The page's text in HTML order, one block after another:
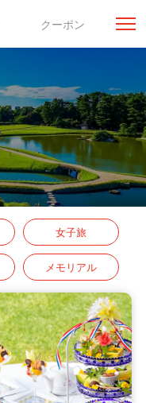
クーポン
女子旅
メモリアル